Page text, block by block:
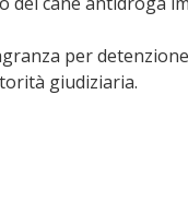
per
giudiziaria.